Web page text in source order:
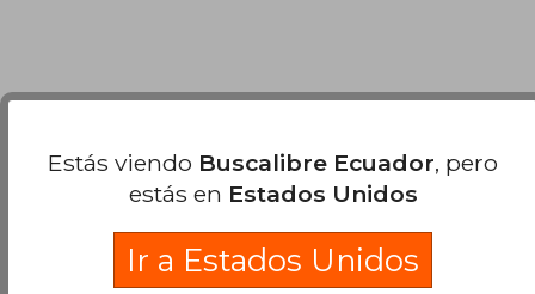
Estás viendo Buscalibre Ecuador, pero
estás en Estados Unidos
Ir a Estados Unidos